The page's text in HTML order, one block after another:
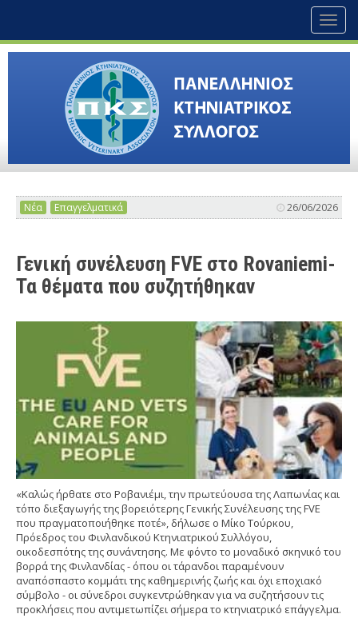
Νέα Επαγγελματικά 26/06/2026
Γενική συνέλευση FVE στο Rovaniemi-
Τα θέματα που συζητήθηκαν
«Καλώς ήρθατε στο Ροβανιέμι, την πρωτεύουσα της Λαπωνίας και
τόπο διεξαγωγής της βορειότερης Γενικής Συνέλευσης της FVE
που πραγματοποιήθηκε ποτέ», δήλωσε ο Μίκο Τούρκου,
Πρόεδρος του Φινλανδικού Κτηνιατρικού Συλλόγου,
οικοδεσπότης της συνάντησης. Με φόντο το μοναδικό σκηνικό του
βορρά της Φινλανδίας - όπου οι τάρανδοι παραμένουν
αναπόσπαστο κομμάτι της καθημερινής ζωής και όχι εποχιακό
σύμβολο - οι σύνεδροι συγκεντρώθηκαν για να συζητήσουν τις
προκλήσεις που αντιμετωπίζει σήμερα το κτηνιατρικό επάγγελμα.